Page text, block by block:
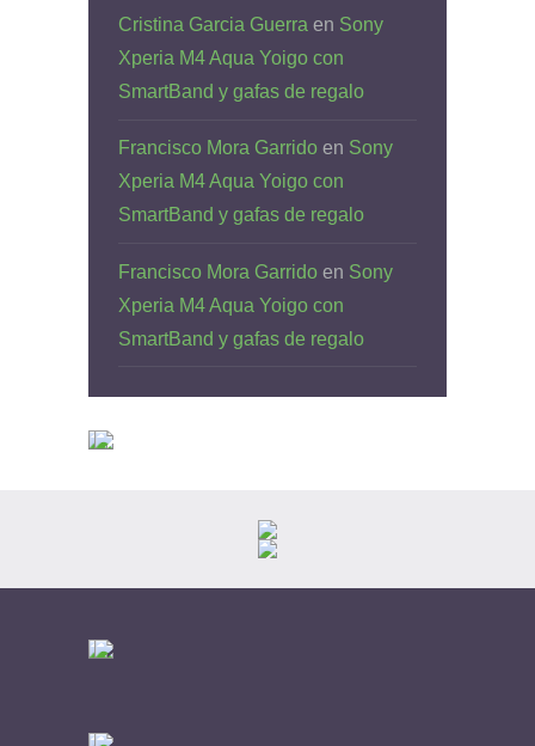
Cristina Garcia Guerra en Sony
Xperia M4 Aqua Yoigo con
SmartBand y gafas de regalo
Francisco Mora Garrido en Sony
Xperia M4 Aqua Yoigo con
SmartBand y gafas de regalo
Francisco Mora Garrido en Sony
Xperia M4 Aqua Yoigo con
SmartBand y gafas de regalo